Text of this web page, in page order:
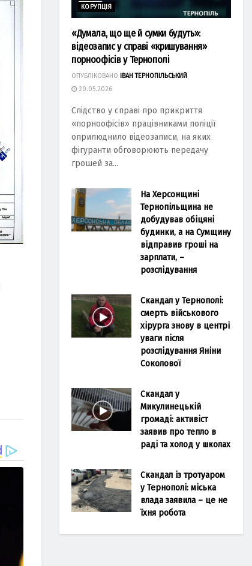
КОРУПЦІЯ
«Думала, що ще й сумки будуть»:
відеозапис у справі «кришування»
порноофісів у Тернополі
ОПУБЛІКОВАНО
ІВАН ТЕРНОПІЛЬСЬКИЙ
20.05.2026
Слідство у справі про прикриття
«порноофісів» працівниками поліції
оприлюднило відеозаписи, на яких
фігуранти обговорюють передачу
грошей за...
На Херсонщині
Тернопільщина не
добудував обіцяні
будинки, а на Сумщину
відправив гроші на
зарплати, –
розслідування
Скандал у Тернополі:
смерть військового
хірурга знову в центрі
уваги після
розслідування Яніни
Соколової
Скандал у
Микулинецькій
громаді: активіст
заявив про тепло в
раді та холод у школах
Скандал із тротуаром
у Тернополі: міська
влада заявила – це не
їхня робота